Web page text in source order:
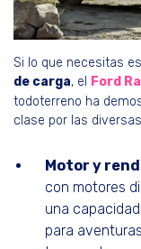
Si lo que necesitas
de carga, el Ford
todoterreno ha
clase por las
Motor y
con motores
una
para